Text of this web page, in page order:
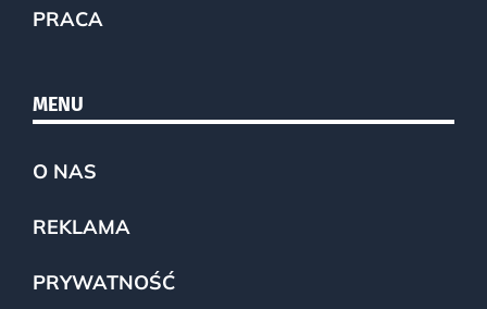
PRACA
MENU
O NAS
REKLAMA
PRYWATNOŚĆ